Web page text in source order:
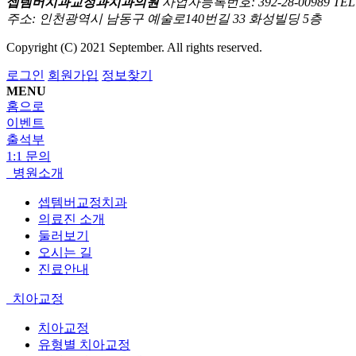
주소: 인천광역시 남동구 예술로140번길 33 화성빌딩 5층
Copyright (C) 2021 September. All rights reserved.
로그인 회원가입 정보찾기
MENU
홈으로
이벤트
출석부
1:1 문의
병원소개
셉템버교정치과
의료진 소개
둘러보기
오시는 길
진료안내
치아교정
치아교정
유형별 치아교정